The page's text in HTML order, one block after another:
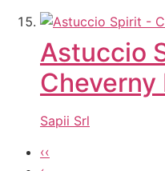
Astuccio
Cheverny
Sapii Srl
‹‹